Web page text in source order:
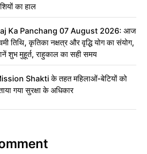
का हाल
Ka Panchang 07 August 2026: आज
तिथि, कृतिका नक्षत्र और वृद्धि योग का संयोग,
शुभ मुहूर्त, राहुकाल का सही समय
Shakti के तहत महिलाओं-बेटियों को
गया सुरक्षा के अधिकार